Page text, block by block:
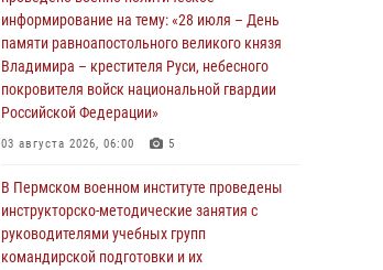
информирование на тему: «28 июля – День
памяти равноапостольного великого князя
Владимира – крестителя Руси, небесного
покровителя войск национальной гвардии
Российской Федерации»
03 августа 2026, 06:00 5
В Пермском военном институте проведены
инструкторско-методические занятия с
руководителями учебных групп
командирской подготовки и их